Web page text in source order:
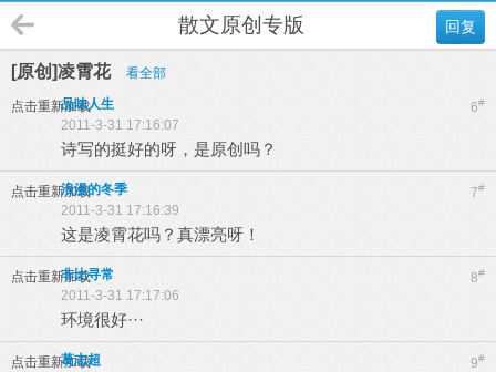
回复
散文原创专版
[原创]凌霄花 看全部
点击重新加载 6#
品味人生
2011-3-31 17:16:07
诗写的挺好的呀，是原创吗？
点击重新加载 7#
浪漫的冬季
2011-3-31 17:16:39
这是凌霄花吗？真漂亮呀！
点击重新加载 8#
非比寻常
2011-3-31 17:17:06
环境很好···
点击重新加载 9#
葛志超